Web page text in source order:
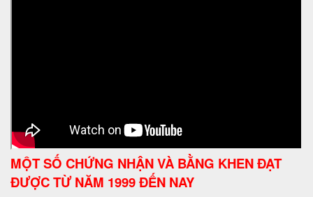
MỘT SỐ CHỨNG NHẬN VÀ BẰNG KHEN ĐẠT
ĐƯỢC TỪ NĂM 1999 ĐẾN NAY